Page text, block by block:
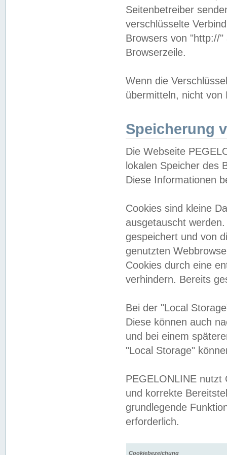
Seitenbetreiber
verschlüsselte
Browsers von "http://
Browserzeile.
Wenn die
übermitteln, nicht von
Speicherung
Die Webseite
lokalen Speicher des
Diese Informationen
Cookies sind kleine
ausgetauscht
gespeichert und von
genutzten
Cookies durch eine
verhindern. Bereits
Bei der "Local
Diese können auch
und bei einem
"Local Storage"
PEGELONLINE nutzt
und korrekte
grundlegende
erforderlich.
Cookiebezeichung